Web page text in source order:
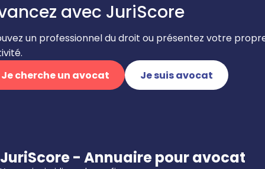
avec JuriScore
un professionnel du droit ou présentez votre
Je cherche un avocat
Je suis avocat
JuriScore - Annuaire pour avocat